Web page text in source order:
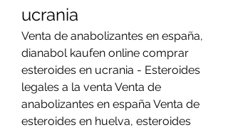
ucrania
Venta de anabolizantes en españa,
dianabol kaufen online comprar
esteroides en ucrania - Esteroides
legales a la venta Venta de
anabolizantes en españa Venta de
esteroides en huelva, esteroides